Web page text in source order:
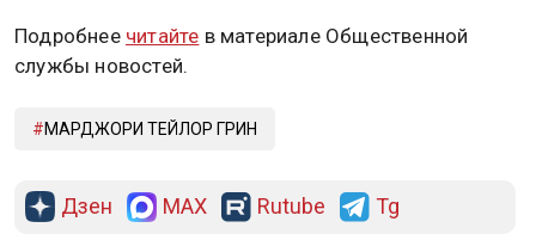
Подробнее читайте в материале Общественной
службы новостей.
МАРДЖОРИ ТЕЙЛОР ГРИН
Дзен MAX Rutube Tg